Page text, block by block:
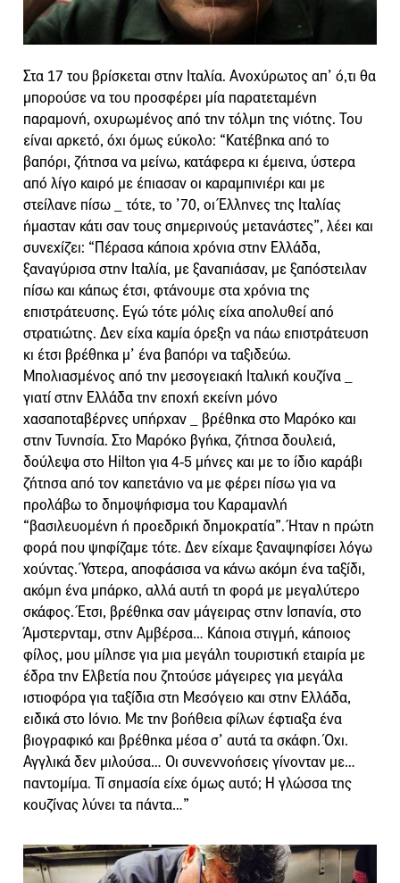
Στα 17 του βρίσκεται στην Ιταλία. Ανοχύρωτος απ’ ό,τι θα
μπορούσε να του προσφέρει μία παρατεταμένη
παραμονή, οχυρωμένος από την τόλμη της νιότης. Του
είναι αρκετό, όχι όμως εύκολο: “Κατέβηκα από το
βαπόρι, ζήτησα να μείνω, κατάφερα κι έμεινα, ύστερα
από λίγο καιρό με έπιασαν οι καραμπινιέρι και με
στείλανε πίσω _ τότε, το ’70, οι Έλληνες της Ιταλίας
ήμασταν κάτι σαν τους σημερινούς μετανάστες”, λέει και
συνεχίζει: “Πέρασα κάποια χρόνια στην Ελλάδα,
ξαναγύρισα στην Ιταλία, με ξαναπιάσαν, με ξαπόστειλαν
πίσω και κάπως έτσι, φτάνουμε στα χρόνια της
επιστράτευσης. Εγώ τότε μόλις είχα απολυθεί από
στρατιώτης. Δεν είχα καμία όρεξη να πάω επιστράτευση
κι έτσι βρέθηκα μ’ ένα βαπόρι να ταξιδεύω.
Μπολιασμένος από την μεσογειακή Ιταλική κουζίνα _
γιατί στην Ελλάδα την εποχή εκείνη μόνο
χασαποταβέρνες υπήρχαν _ βρέθηκα στο Μαρόκο και
στην Τυνησία. Στο Μαρόκο βγήκα, ζήτησα δουλειά,
δούλεψα στο Hilton για 4-5 μήνες και με το ίδιο καράβι
ζήτησα από τον καπετάνιο να με φέρει πίσω για να
προλάβω το δημοψήφισμα του Καραμανλή
“βασιλευομένη ή προεδρική δημοκρατία”. Ήταν η πρώτη
φορά που ψηφίζαμε τότε. Δεν είχαμε ξαναψηφίσει λόγω
χούντας. Ύστερα, αποφάσισα να κάνω ακόμη ένα ταξίδι,
ακόμη ένα μπάρκο, αλλά αυτή τη φορά με μεγαλύτερο
σκάφος. Έτσι, βρέθηκα σαν μάγειρας στην Ισπανία, στο
Άμστερνταμ, στην Αμβέρσα… Κάποια στιγμή, κάποιος
φίλος, μου μίλησε για μια μεγάλη τουριστική εταιρία με
έδρα την Ελβετία που ζητούσε μάγειρες για μεγάλα
ιστιοφόρα για ταξίδια στη Μεσόγειο και στην Ελλάδα,
ειδικά στο Ιόνιο. Με την βοήθεια φίλων έφτιαξα ένα
βιογραφικό και βρέθηκα μέσα σ’ αυτά τα σκάφη. Όχι.
Αγγλικά δεν μιλούσα… Οι συνεννοήσεις γίνονταν με…
παντομίμα. Τί σημασία είχε όμως αυτό; Η γλώσσα της
κουζίνας λύνει τα πάντα…”